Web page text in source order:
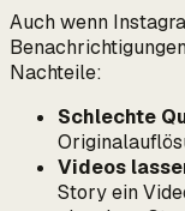
Auch wenn
Nachteile:
Schlechte
Videos
Story ein